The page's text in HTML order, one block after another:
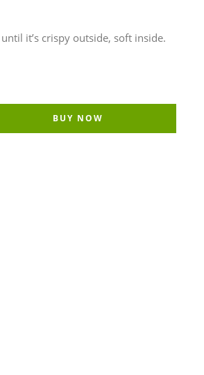
it’s crispy outside, soft inside.
BUY NOW